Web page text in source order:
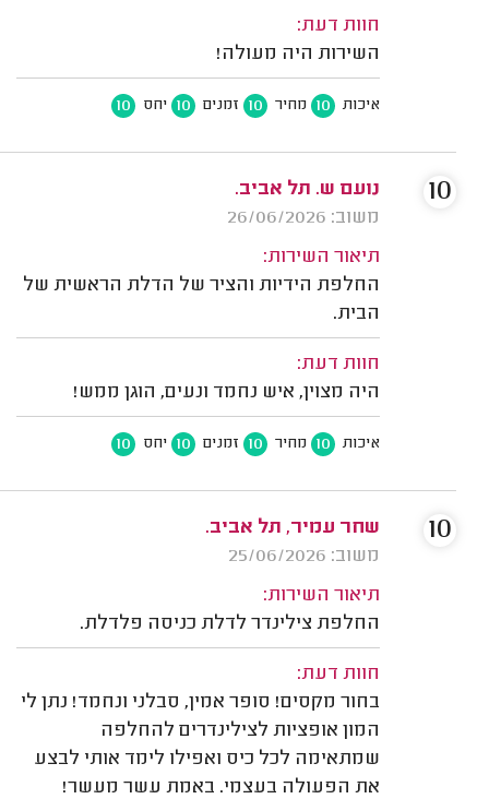
חוות דעת:
השירות היה מעולה!
איכות 10 מחיר 10 זמנים 10 יחס 10
נועם ש. תל אביב.
משוב: 26/06/2026
תיאור השירות:
החלפת הידיות והציר של הדלת הראשית של
הבית.
חוות דעת:
היה מצוין, איש נחמד ונעים, הוגן ממש!
איכות 10 מחיר 10 זמנים 10 יחס 10
10
שחר עמיר, תל אביב.
משוב: 25/06/2026
תיאור השירות:
החלפת צילינדר לדלת כניסה פלדלת.
חוות דעת:
בחור מקסים! סופר אמין, סבלני ונחמד! נתן לי
המון אופציות לצילינדרים להחלפה
שמתאימה לכל כיס ואפילו לימד אותי לבצע
את הפעולה בעצמי. באמת עשר מעשר!
10